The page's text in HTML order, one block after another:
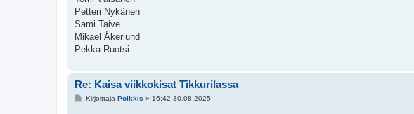
Petteri Nykänen
Sami Taive
Mikael Åkerlund
Pekka Ruotsi
Re: Kaisa viikkokisat Tikkurilassa
VKirjoittaja Poikkis » 16:42 30.08.2025